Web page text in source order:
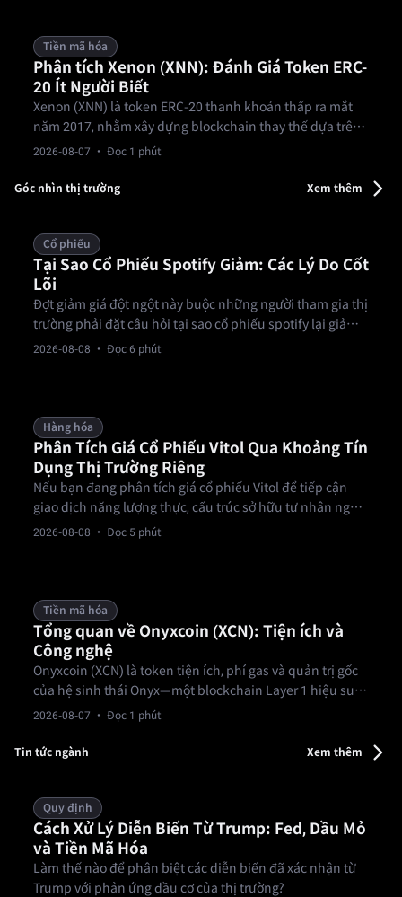
Tiền mã hóa
Phân tích Xenon (XNN): Đánh Giá Token ERC-
20 Ít Người Biết
Xenon (XNN) là token ERC-20 thanh khoản thấp ra mắt
năm 2017, nhằm xây dựng blockchain thay thế dựa trên
EOS. Với tổng cung 1 tỷ và lượng lưu thông 300 triệu, nó
CoinMarketCap.
2026-08-07 · Đọc 1 phút
Góc nhìn thị trường Xem thêm
Cổ phiếu
Tại Sao Cổ Phiếu Spotify Giảm: Các Lý Do Cốt
Lõi
Đợt giảm giá đột ngột này buộc những người tham gia thị
trường phải đặt câu hỏi tại sao cổ phiếu spotify lại giảm
khi các chỉ số lợi nhuận cốt lõi được cải thiện. Các nhà
2026-08-08 · Đọc 6 phút
Hàng hóa
Phân Tích Giá Cổ Phiếu Vitol Qua Khoảng Tín
Dụng Thị Trường Riêng
Nếu bạn đang phân tích giá cổ phiếu Vitol để tiếp cận
giao dịch năng lượng thực, cấu trúc sở hữu tư nhân ngăn
chặn truy cập trực tiếp từ thị trường bán lẻ.
2026-08-08 · Đọc 5 phút
Tiền mã hóa
Tổng quan về Onyxcoin (XCN): Tiện ích và
Công nghệ
Onyxcoin (XCN) là token tiện ích, phí gas và quản trị gốc
của hệ sinh thái Onyx—một blockchain Layer 1 hiệu suất
cao được xây dựng cho các khoản thanh toán, tổ chức tài
2026-08-07 · Đọc 1 phút
Tin tức ngành Xem thêm
Quy định
Cách Xử Lý Diễn Biến Từ Trump: Fed, Dầu Mỏ
và Tiền Mã Hóa
Làm thế nào để phân biệt các diễn biến đã xác nhận từ
Trump với phản ứng đầu cơ của thị trường?